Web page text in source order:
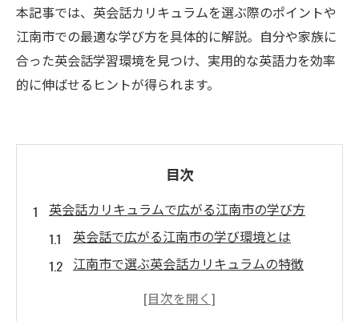
本記事では、英会話カリキュラムを選ぶ際のポイントや
江南市での最適な学び方を具体的に解説。自分や家族に
合った英会話学習環境を見つけ、実用的な英語力を効率
的に伸ばせるヒントが得られます。
目次
英会話カリキュラムで広がる江南市の学び方
英会話で広がる江南市の学び環境とは
江南市で選ぶ英会話カリキュラムの特徴
子どもに最適な英会話カリキュラムの探し